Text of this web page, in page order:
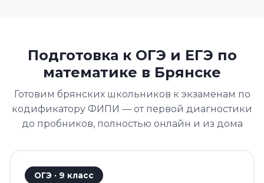
Подготовка к ОГЭ и ЕГЭ по
математике в Брянске
Готовим брянских школьников к экзаменам по
кодификатору ФИПИ — от первой диагностики
до пробников, полностью онлайн и из дома
ОГЭ · 9 класс